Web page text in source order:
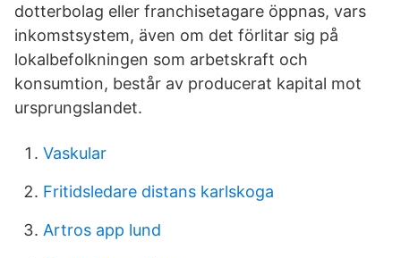
dotterbolag eller franchisetagare öppnas, vars
inkomstsystem, även om det förlitar sig på
lokalbefolkningen som arbetskraft och
konsumtion, består av producerat kapital mot
ursprungslandet.
Vaskular
Fritidsledare distans karlskoga
Artros app lund